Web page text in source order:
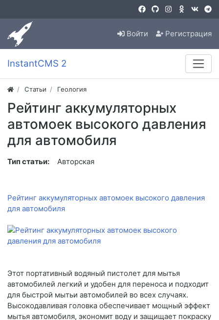
Войти Регистрация
InstantCMS 2
Статьи Геология
Рейтинг аккумуляторных
автомоек высокого давления
для автомобиля
Тип статьи: Авторская
Рейтинг аккумуляторных автомоек высокого давления
для автомобиля
Этот портативный водяный пистолет для мытья
автомобилей легкий и удобен для переноса и подходит
для быстрой мытьи автомобилей во всех случаях.
Высокодавливая головка обеспечивает мощный эффект
мытья автомобиля, экономит воду и защищает покраску